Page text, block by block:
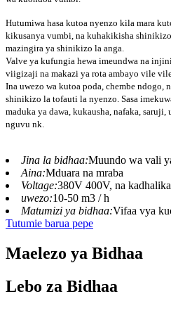
Hutumiwa hasa kutoa nyenzo kila mara
kikusanya vumbi, na kuhakikisha
mazingira ya shinikizo la anga.
Valve ya kufungia hewa imeundwa na
viigizaji na makazi ya rota ambayo vile
Ina uwezo wa kutoa poda, chembe
shinikizo la tofauti la nyenzo. Sasa
maduka ya dawa, kukausha, nafaka,
nguvu nk.
Jina la bidhaa:Muundo wa vali
Aina:Mduara na mraba
Voltage:380V 400V, na kadhalika
uwezo:10-50 m3 / h
Matumizi ya bidhaa:Vifaa vya
Tutumie barua pepe
Maelezo ya Bidhaa
Lebo za Bidhaa